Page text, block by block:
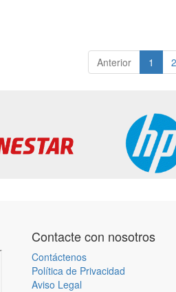
Anterior 1 2
Contacte con nosotros
Contáctenos
Política de Privacidad
Aviso Legal